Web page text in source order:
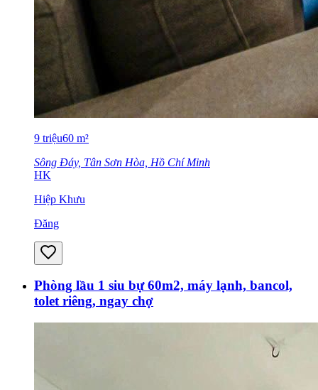
9 triệu60 m²
Sông Đáy, Tân Sơn Hòa, Hồ Chí Minh
HK
Hiệp Khưu
Đăng
Phòng lầu 1 siu bự 60m2, máy lạnh, bancol,
tolet riêng, ngay chợ